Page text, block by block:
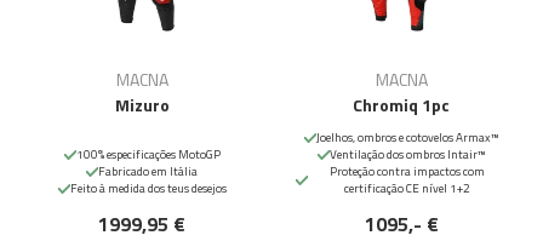
MACNA
Mizuro
100% especificações MotoGP
Fabricado em Itália
Feito à medida dos teus desejos
1999,95 €
MACNA
Chromiq 1pc
Joelhos, ombros e cotovelos Armax™
Ventilação dos ombros Intair™
Proteção contra impactos com
certificação CE nível 1+2
1095,- €